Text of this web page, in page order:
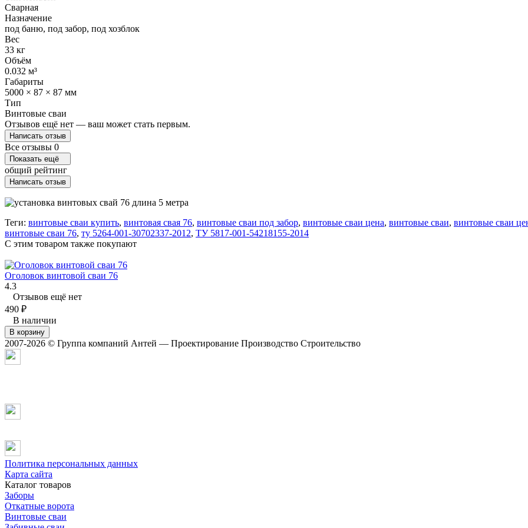
Сварная
Назначение
под баню, под забор, под хозблок
Вес
33 кг
Объём
0.032 м³
Габариты
5000 × 87 × 87 мм
Тип
Винтовые сваи
Отзывов ещё нет — ваш может стать первым.
Написать отзыв
Все отзывы 0
Показать ещё
общий рейтинг
Написать отзыв
Теги: винтовые сваи купить, винтовая свая 76, винтовые сваи под забор, винтовые сваи цена, винтовые сваи, винтовые сваи
винтовые сваи 76, ту 5264-001-30702337-2012, ТУ 5817-001-54218155-2014
C этим товаром также покупают
Оголовок винтовой сваи 76
4.3
Отзывов ещё нет
490 ₽
В наличии
В корзину
2007-2026 © Группа компаний Антей — Проектирование Производство Строительство
Политика персональных данных
Карта сайта
Каталог товаров
Заборы
Откатные ворота
Винтовые сваи